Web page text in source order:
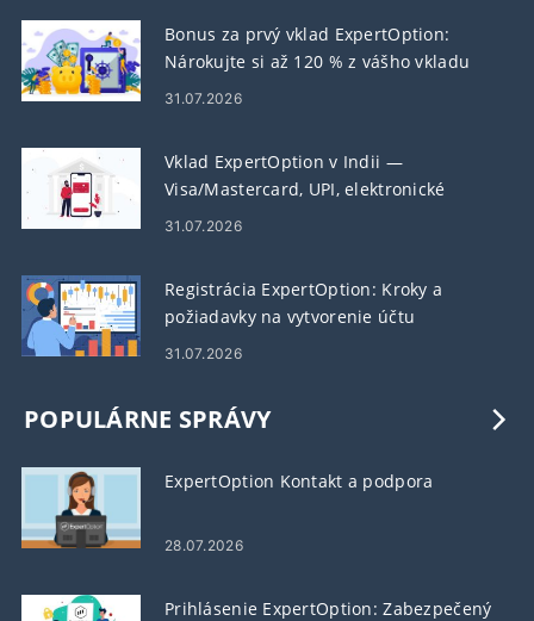
Bonus za prvý vklad ExpertOption:
Nárokujte si až 120 % z vášho vkladu
31.07.2026
Vklad ExpertOption v Indii —
Visa/Mastercard, UPI, elektronické
platby a kryptomeny
31.07.2026
Registrácia ExpertOption: Kroky a
požiadavky na vytvorenie účtu
31.07.2026
POPULÁRNE SPRÁVY
ExpertOption Kontakt a podpora
28.07.2026
Prihlásenie ExpertOption: Zabezpečený